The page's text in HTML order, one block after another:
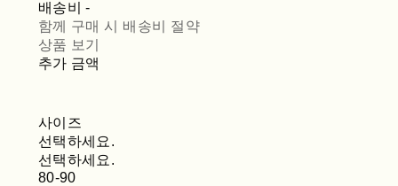
배송비-
함께 구매 시 배송비 절약
상품 보기
추가 금액
사이즈
선택하세요.
선택하세요.
80-90